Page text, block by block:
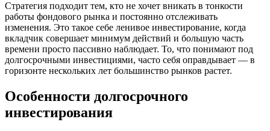
Стратегия подходит тем, кто не хочет вникать в тонкости
работы фондового рынка и постоянно отслеживать
изменения. Это такое себе ленивое инвестирование, когда
вкладчик совершает минимум действий и большую часть
времени просто пассивно наблюдает. То, что понимают под
долгосрочными инвестициями, часто себя оправдывает — в
горизонте нескольких лет большинство рынков растет.
Особенности долгосрочного
инвестирования